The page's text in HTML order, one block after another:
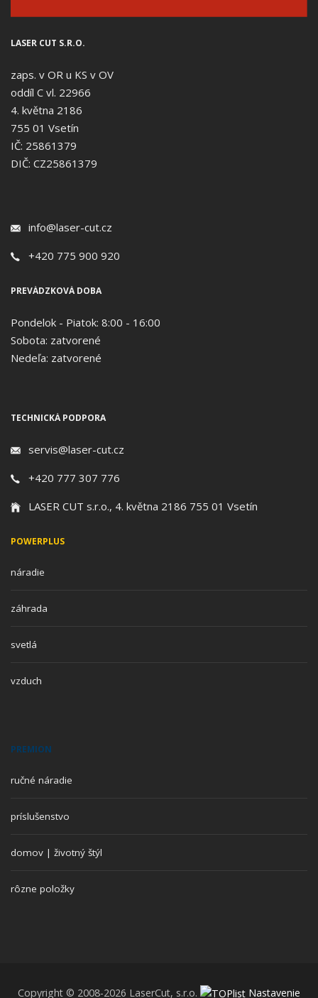
LASER CUT S.R.O.
zaps. v OR u KS v OV
oddíl C vl. 22966
4. května 2186
755 01 Vsetín
IČ: 25861379
DIČ: CZ25861379
info@laser-cut.cz
+420 775 900 920
PREVÁDZKOVÁ DOBA
Pondelok - Piatok: 8:00 - 16:00
Sobota: zatvorené
Nedeľa: zatvorené
TECHNICKÁ PODPORA
servis@laser-cut.cz
+420 777 307 776
LASER CUT s.r.o., 4. května 2186 755 01 Vsetín
POWERPLUS
náradie
záhrada
svetlá
vzduch
PREMION
ručné náradie
príslušenstvo
domov | životný štýl
rôzne položky
Copyright © 2008-2026 LaserCut, s.r.o. Nastavenie